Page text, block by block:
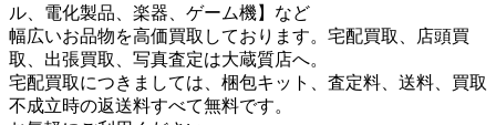
ル、電化製品、楽器、ゲーム機】など
幅広いお品物を高価買取しております。宅配買取、店頭買
取、出張買取、写真査定は大蔵質店へ。
宅配買取につきましては、梱包キット、査定料、送料、買取
不成立時の返送料すべて無料です。